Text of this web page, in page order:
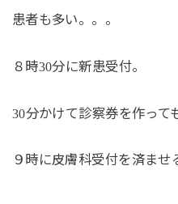
患者も多い。。。
８時30分に新患受付。
30分かけて診察券を作っ
９時に皮膚科受付を済ませ